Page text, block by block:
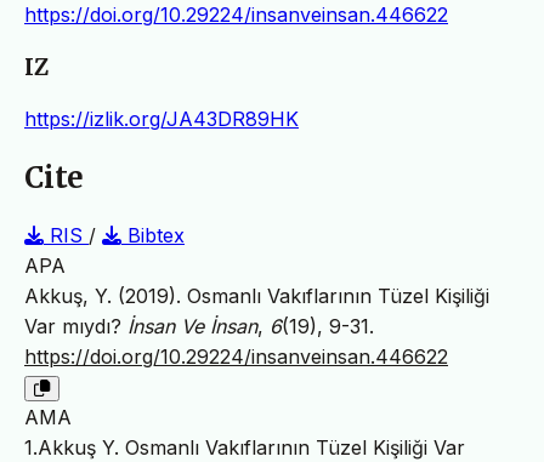
https://doi.org/10.29224/insanveinsan.446622
IZ
https://izlik.org/JA43DR89HK
Cite
RIS /
Bibtex
APA
Akkuş, Y. (2019). Osmanlı Vakıflarının Tüzel Kişiliği
Var mıydı? İnsan Ve İnsan, 6(19), 9-31.
https://doi.org/10.29224/insanveinsan.446622
AMA
1.Akkuş Y. Osmanlı Vakıflarının Tüzel Kişiliği Var